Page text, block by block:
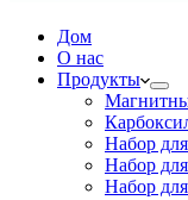
Дом
О нас
Продукты
Набор
Набор
Набор